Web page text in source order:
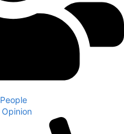
People
Opinion